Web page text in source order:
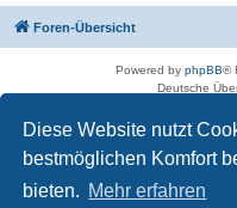
Diese Website nutzt
bestmöglichen Komfort
bieten. Mehr erfahren
Foren-Übersicht
Powered by phpBB®
Deutsche
Betreiber des Forums für die Karl-
›Karl
in Zusammenarbeit mit der Karl-